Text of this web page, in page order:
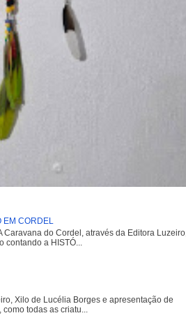
EM CORDEL
do Cordel, através da Editora Luzeiro,
a HISTÓ...
Xilo de Lucélia Borges e apresentação de
todas as criatu...